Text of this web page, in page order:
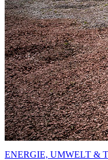
ENERGIE, UMWELT &